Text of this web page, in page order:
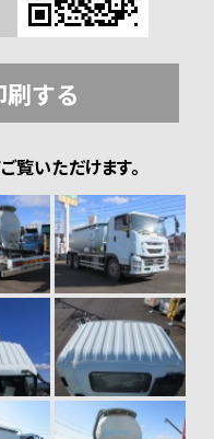
する
覧いただけます。